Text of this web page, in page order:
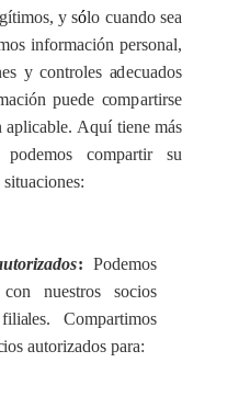
mos, y sólo cuando sea
información personal,
y controles adecuados
ación puede compartirse
aplicable. Aquí tiene más
podemos compartir su
situaciones:
zados: Podemos
con nuestros socios
ales. Compartimos
ios autorizados para: